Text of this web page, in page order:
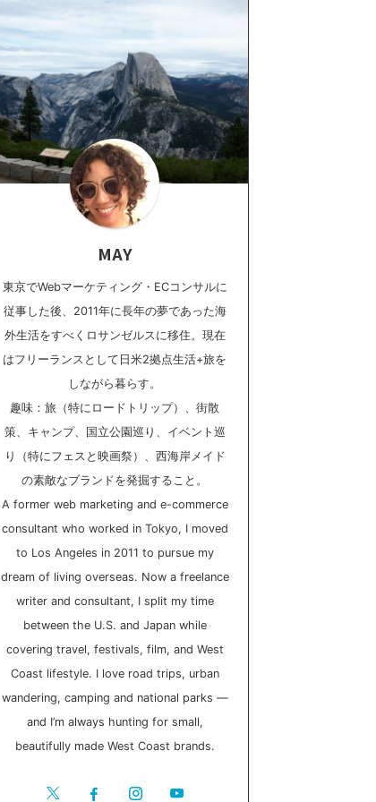
MAY
東京でWebマーケティング・ECコンサルに
従事した後、2011年に長年の夢であった海
外生活をすべくロサンゼルスに移住。現在
はフリーランスとして日米2拠点生活+旅を
しながら暮らす。
趣味：旅（特にロードトリップ）、街散
策、キャンプ、国立公園巡り、イベント巡
り（特にフェスと映画祭）、西海岸メイド
の素敵なブランドを発掘すること。
A former web marketing and e-commerce
consultant who worked in Tokyo, I moved
to Los Angeles in 2011 to pursue my
dream of living overseas. Now a freelance
writer and consultant, I split my time
between the U.S. and Japan while
covering travel, festivals, film, and West
Coast lifestyle. I love road trips, urban
wandering, camping and national parks —
and I’m always hunting for small,
beautifully made West Coast brands.